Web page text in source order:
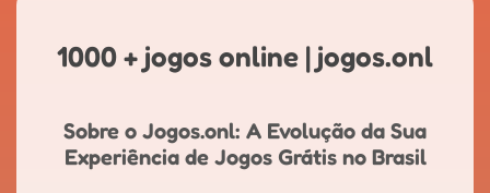
1000 + jogos online | jogos.onl
Sobre o Jogos.onl: A Evolução da Sua
Experiência de Jogos Grátis no Brasil